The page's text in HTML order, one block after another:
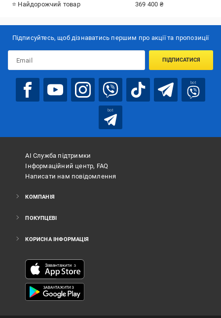
⭐ Найдорожчий товар 369 400 ₴
Підписуйтесь, щоб дізнаватись першим про акції та пропозиції
ПІДПИСАТИСЯ
bot
bot
АІ Служба підтримки
Інформаційний центр, FAQ
Написати нам повідомлення
КОМПАНІЯ
ПОКУПЦЕВІ
КОРИСНА ІНФОРМАЦІЯ